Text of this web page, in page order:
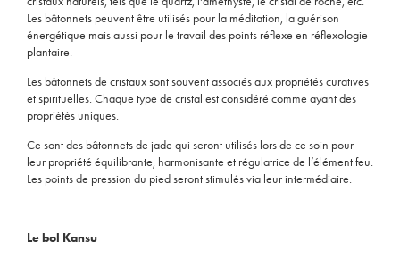
Les bâtonnets peuvent être utilisés pour la méditation, la guérison
énergétique mais aussi pour le travail des points réflexe en réflexologie
plantaire.
Les bâtonnets de cristaux sont souvent associés aux propriétés curatives
et spirituelles. Chaque type de cristal est considéré comme ayant des
propriétés uniques.
Ce sont des bâtonnets de jade qui seront utilisés lors de ce soin pour
leur propriété équilibrante, harmonisante et régulatrice de l’élément feu.
Les points de pression du pied seront stimulés via leur intermédiaire.
Le bol Kansu